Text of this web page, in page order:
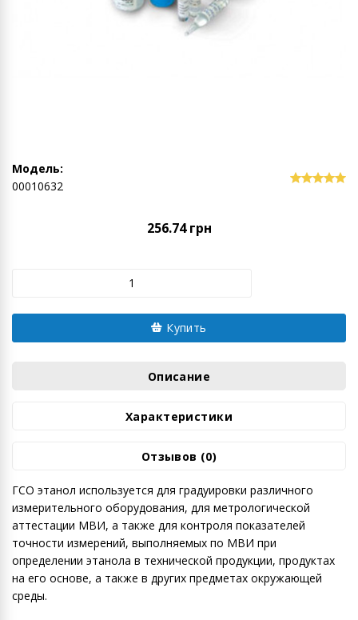
Модель:
00010632
256.74 грн
Купить
Описание
Характеристики
Отзывов (0)
ГСО этанол используется для градуировки различного
измерительного оборудования, для метрологической
аттестации МВИ, а также для контроля показателей
точности измерений, выполняемых по МВИ при
определении этанола в технической продукции, продуктах
на его основе, а также в других предметах окружающей
среды.